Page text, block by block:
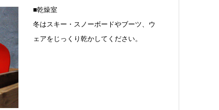
■乾燥室
冬はスキー・スノーボードやブーツ、ウ
ェアをじっくり乾かしてください。